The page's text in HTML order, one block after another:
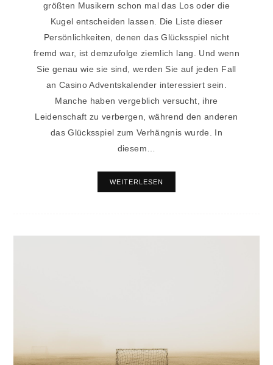
größten Musikern schon mal das Los oder die
Kugel entscheiden lassen. Die Liste dieser
Persönlichkeiten, denen das Glücksspiel nicht
fremd war, ist demzufolge ziemlich lang. Und wenn
Sie genau wie sie sind, werden Sie auf jeden Fall
an Casino Adventskalender interessiert sein.
Manche haben vergeblich versucht, ihre
Leidenschaft zu verbergen, während den anderen
das Glücksspiel zum Verhängnis wurde. In
diesem…
WEITERLESEN